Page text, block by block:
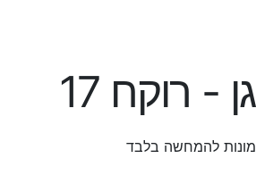
- רוקח 17
להמחשה בלבד